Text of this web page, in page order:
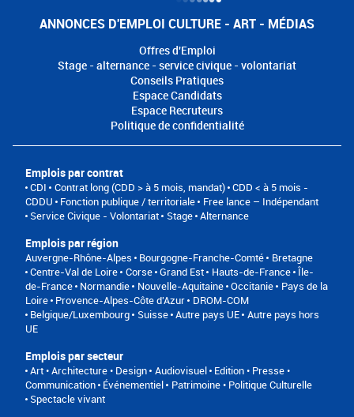
ANNONCES D'EMPLOI CULTURE - ART - MÉDIAS
Offres d'Emploi
Stage - alternance - service civique - volontariat
Conseils Pratiques
Espace Candidats
Espace Recruteurs
Politique de confidentialité
Emplois par contrat
CDI Contrat long (CDD > à 5 mois, mandat) CDD < à 5 mois -
CDDU
Fonction publique / territoriale
Free lance – Indépendant
Service Civique - Volontariat
Stage Alternance
Emplois par région
Auvergne-Rhône-Alpes Bourgogne-Franche-Comté
Bretagne
Centre-Val de Loire Corse Grand Est Hauts-de-France Île-
de-France Normandie Nouvelle-Aquitaine Occitanie
Pays de la
Loire Provence-Alpes-Côte d'Azur
DROM-COM
Belgique/Luxembourg
Suisse Autre pays UE Autre pays hors
UE
Emplois par secteur
Art • Architecture • Design Audiovisuel Edition • Presse •
Communication Événementiel
Patrimoine • Politique Culturelle
Spectacle vivant